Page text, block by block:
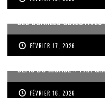
DES DONNÉES
FÉVRIER 17, 2026
« UN GOSIER FIER, FORT
DÉFIS DU MONDE » PAR
FÉVRIER 16, 2026